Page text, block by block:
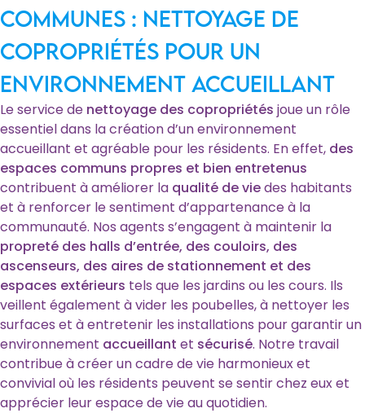
communes : Nettoyage de
copropriétés pour un
environnement accueillant
Le service de nettoyage des copropriétés joue un rôle
essentiel dans la création d’un environnement
accueillant et agréable pour les résidents. En effet, des
espaces communs propres et bien entretenus
contribuent à améliorer la qualité de viedes habitants
et à renforcer le sentiment d’appartenance à la
communauté. Nos agents s’engagent à maintenir la
propreté des halls d’entrée, des couloirs, des
ascenseurs, des aires de stationnement et des
espaces extérieurs tels que les jardins ou les cours. Ils
veillent également à vider les poubelles, à nettoyer les
surfaces et à entretenir les installations pour garantir un
environnement accueillant et sécurisé. Notre travail
contribue à créer un cadre de vie harmonieux et
convivial où les résidents peuvent se sentir chez eux et
apprécier leur espace de vie au quotidien.